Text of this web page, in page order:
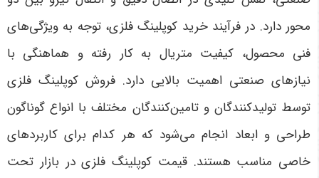
محور دارد. در فرآیند خرید کوپلینگ فلزی، توجه به ویژگی‌های
فنی محصول، کیفیت متریال به کار رفته و هماهنگی با
نیازهای صنعتی اهمیت بالایی دارد. فروش کوپلینگ فلزی
توسط تولیدکنندگان و تامین‌کنندگان مختلف با انواع گوناگون
طراحی و ابعاد انجام می‌شود که هر کدام برای کاربردهای
خاصی مناسب هستند. قیمت کوپلینگ فلزی در بازار تحت